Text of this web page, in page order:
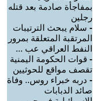
بمفاجأة صادمة بعد قتله
رجلين
- سلام يبحث الترتيبات
المرتقبة المتعلقة بمرور
النفط العراقي عب ...
- قوات الحكومة اليمنية
تقصف مواقع للحوثيين
- دربه خبراء روس.. وفاة
صائد الدبابات